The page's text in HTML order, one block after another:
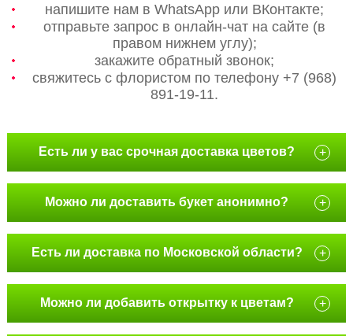
напишите нам в WhatsApp или ВКонтакте;
отправьте запрос в онлайн-чат на сайте (в
правом нижнем углу);
закажите обратный звонок;
свяжитесь с флористом по телефону +7 (968)
891-19-11.
Есть ли у вас срочная доставка цветов? +
Можно ли доставить букет анонимно? +
Есть ли доставка по Московской области? +
Можно ли добавить открытку к цветам? +